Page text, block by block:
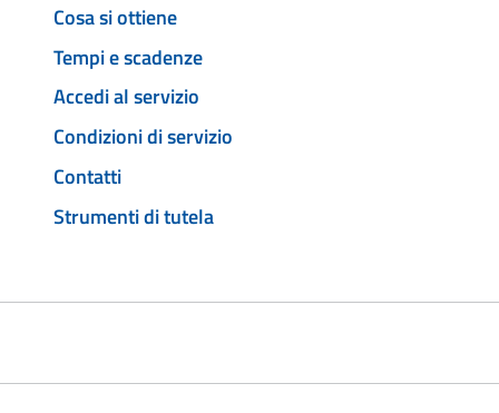
Cosa si ottiene
Tempi e scadenze
Accedi al servizio
Condizioni di servizio
Contatti
Strumenti di tutela